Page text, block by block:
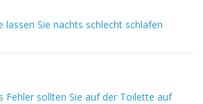
lassen Sie nachts schlecht schlafen
Fehler sollten Sie auf der Toilette auf